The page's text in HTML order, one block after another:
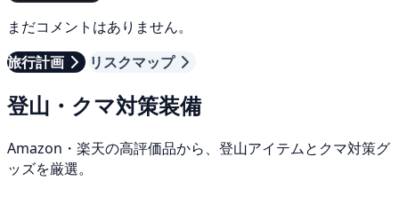
まだコメントはありません。
旅行計画
リスクマップ
登山・クマ対策装備
Amazon・楽天の高評価品から、登山アイテムとクマ対策グ
ッズを厳選。